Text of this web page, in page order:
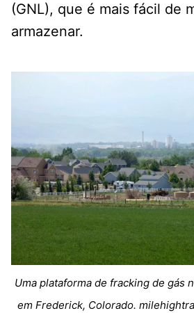
(GNL), que é mais fácil de
armazenar.
Uma plataforma de fracking de gás
em Frederick, Colorado.